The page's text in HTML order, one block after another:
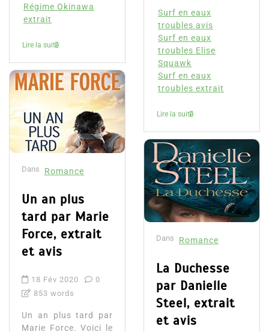
Régime Okinawa
extrait
Lire la suite
Dans Romance
Un an plus
tard par Marie
Force, extrait
et avis
18 Fév 2020
0
853 words
Un an plus tard par
Marie Force. Voici le
Surf en eaux
troubles avis
Surf en eaux
troubles Elise
Squawk
Surf en eaux
troubles extrait
Lire la suite
Dans Romance
La Duchesse
par Danielle
Steel, extrait
et avis